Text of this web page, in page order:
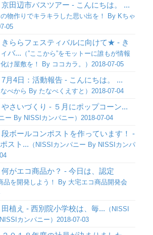
京田辺市バスツアー - こんにちは。 ...
の物作りでキラキラした思い出を！ By Kちゃ
05
きららフェスティバルに向けて★ - き
バ... （”ここから”をモットーに誰もが情報
け屋敷を！ By ココカラ。）2018-07-05
7月4日：活動報告 - こんにちは。 ...
なべから By たなべくえすと）2018-07-04
やさいづくり - ５月にポップコーン...
ー By NISSIカンパニー）2018-07-04
段ボールコンポストを作っています！ -
スト... （NISSIカンパニー By NISSIカンパ
何がエコ商品か？ - 今日は、認定
品を開発しよう！ By 大宅エコ商品開発会
田植え - 西別院小学校は、毎... （NISSI
カンパニー）2018-07-03